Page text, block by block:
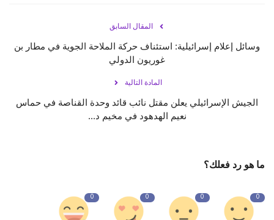
المقال السابق
وسائل إعلام إسرائيلية: استئناف حركة الملاحة الجوية في مطار بن
غوريون الدولي
المادة التالية
الجيش الإسرائيلي يعلن مقتل نائب قائد وحدة القناصة في حماس
نعيم الهدهود في مخيم د...
ما هو رد فعلك؟
0
0
0
0